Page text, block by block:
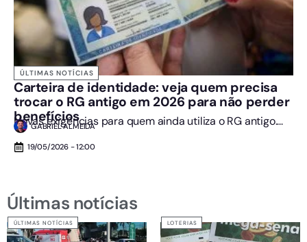
ÚLTIMAS NOTÍCIAS
Carteira de identidade: veja quem precisa
trocar o RG antigo em 2026 para não perder
benefícios
Novas exigências para quem ainda utiliza o RG antigo....
GABRIEL ALMEIDA
19/05/2026 - 12:00
Últimas notícias
ÚLTIMAS NOTÍCIAS LOTERIAS